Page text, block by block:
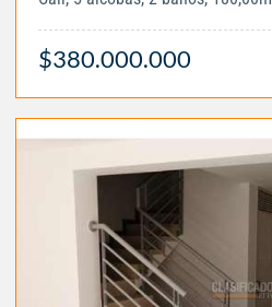
$380.000.000